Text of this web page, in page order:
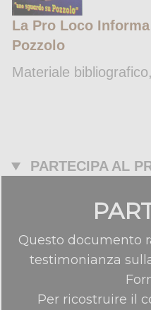
La Pro Loco
Pozzolo
Materiale
PARTECIPA AL
Questo documento
testimonianza
Per ricostruire il